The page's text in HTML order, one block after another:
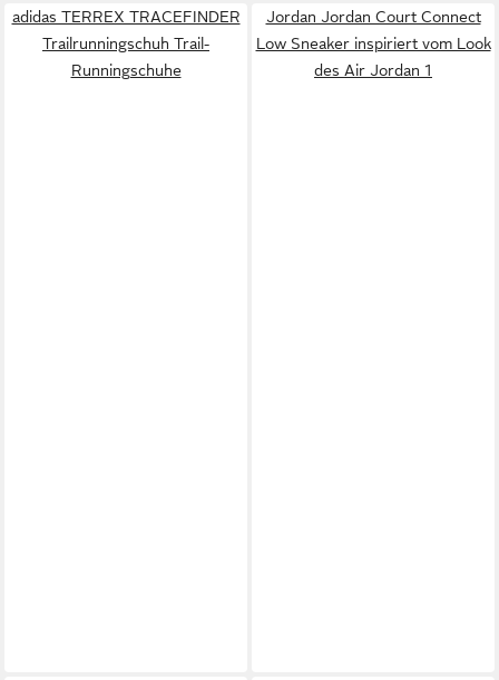
adidas TERREX TRACEFINDER
Trailrunningschuh Trail-
Runningschuhe
Jordan Jordan Court Connect
Low Sneaker inspiriert vom Look
des Air Jordan 1